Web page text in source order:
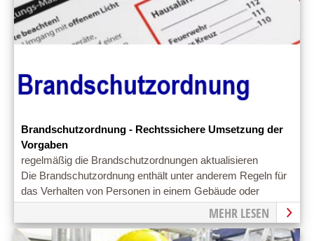
Brandschutzordnung - Rechtssichere Umsetzung der
Vorgaben
regelmäßig die Brandschutzordnungen aktualisieren
Die Brandschutzordnung enthält unter anderem Regeln für
das Verhalten von Personen in einem Gebäude oder
MEHR LESEN